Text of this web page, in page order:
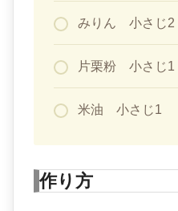
みりん 小さじ2
片栗粉 小さじ1
米油 小さじ1
作り方